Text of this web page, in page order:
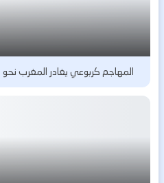
المهاجم كربوعي يغادر المغرب نحو